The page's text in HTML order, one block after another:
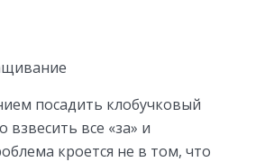
посадить клобучковый
взвесить все «за» и
кроется не в том, что